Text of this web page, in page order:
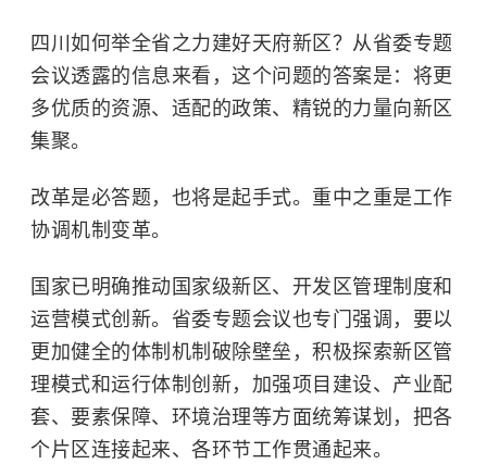
四川如何举全省之力建好天府新区？从省委专题
会议透露的信息来看，这个问题的答案是：将更
多优质的资源、适配的政策、精锐的力量向新区
集聚。
改革是必答题，也将是起手式。重中之重是工作
协调机制变革。
国家已明确推动国家级新区、开发区管理制度和
运营模式创新。省委专题会议也专门强调，要以
更加健全的体制机制破除壁垒，积极探索新区管
理模式和运行体制创新，加强项目建设、产业配
套、要素保障、环境治理等方面统筹谋划，把各
个片区连接起来、各环节工作贯通起来。